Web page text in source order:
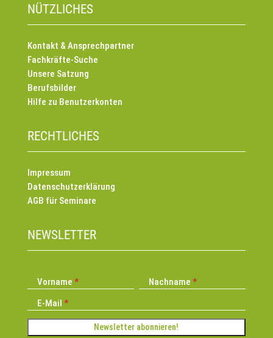
NÜTZLICHES
Kontakt & Ansprechpartner
Fachkräfte-Suche
Unsere Satzung
Berufsbilder
Hilfe zu Benutzerkonten
RECHTLICHES
Impressum
Datenschutzerklärung
AGB für Seminare
NEWSLETTER
Vorname
Nachname
E-Mail